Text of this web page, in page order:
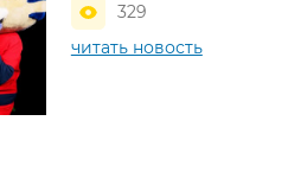
329
читать новость